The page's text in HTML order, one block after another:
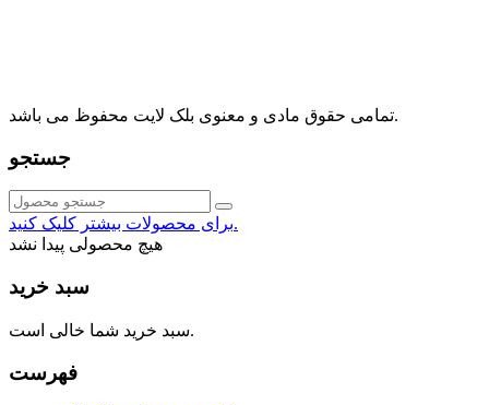
تمامی حقوق مادی و معنوی بلک لایت محفوظ می باشد.
جستجو
برای محصولات بیشتر کلیک کنید.
هیچ محصولی پیدا نشد
سبد خرید
سبد خرید شما خالی است.
فهرست